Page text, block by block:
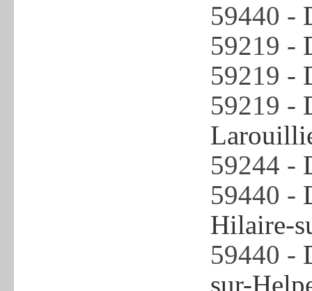
59440 -
59219 -
59219 -
59219 -
59244 -
59440 -
Hilaire-
59440 -
sur-